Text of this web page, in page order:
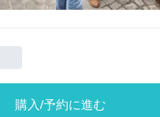
購入/予約に進む